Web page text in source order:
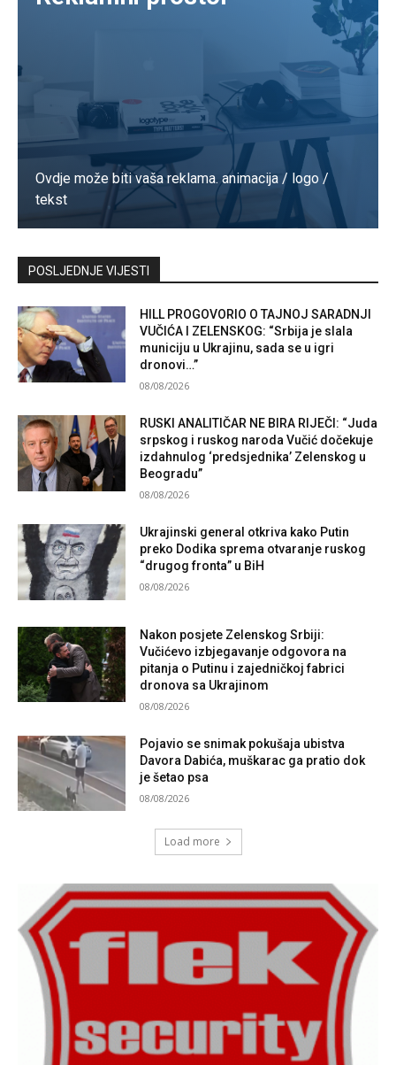
Ovdje može biti vaša reklama. animacija / logo /
tekst
Kontaktirajte nas
POSLJEDNJE VIJESTI
HILL PROGOVORIO O TAJNOJ SARADNJI
VUČIĆA I ZELENSKOG: “Srbija je slala
municiju u Ukrajinu, sada se u igri
dronovi…”
08/08/2026
RUSKI ANALITIČAR NE BIRA RIJEČI: “Juda
srpskog i ruskog naroda Vučić dočekuje
izdahnulog ‘predsjednika’ Zelenskog u
Beogradu”
08/08/2026
Ukrajinski general otkriva kako Putin
preko Dodika sprema otvaranje ruskog
“drugog fronta” u BiH
08/08/2026
Nakon posjete Zelenskog Srbiji:
Vučićevo izbjegavanje odgovora na
pitanja o Putinu i zajedničkoj fabrici
dronova sa Ukrajinom
08/08/2026
Pojavio se snimak pokušaja ubistva
Davora Dabića, muškarac ga pratio dok
je šetao psa
08/08/2026
Load more